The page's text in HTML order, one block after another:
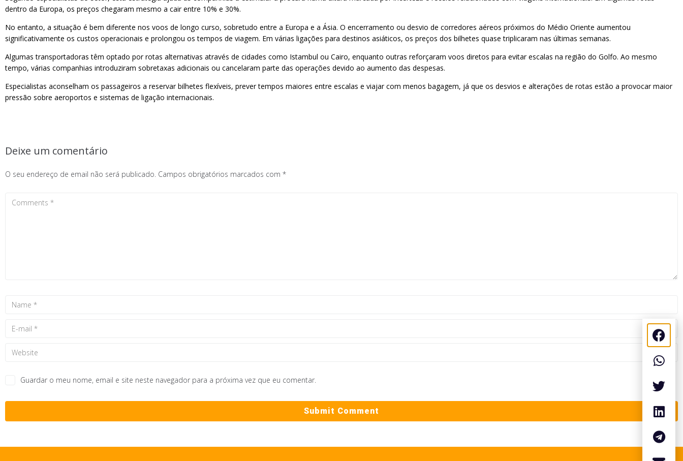
dentro da Europa, os preços chegaram mesmo a cair entre 10% e 30%.
No entanto, a situação é bem diferente nos voos de longo curso, sobretudo entre a Europa e a Ásia. O encerramento ou desvio de corredores aéreos próximos do Médio Oriente aumentou
significativamente os custos operacionais e prolongou os tempos de viagem. Em várias ligações para destinos asiáticos, os preços dos bilhetes quase triplicaram nas últimas semanas.
Algumas transportadoras têm optado por rotas alternativas através de cidades como Istambul ou Cairo, enquanto outras reforçaram voos diretos para evitar escalas na região do Golfo. Ao mesmo
tempo, várias companhias introduziram sobretaxas adicionais ou cancelaram parte das operações devido ao aumento das despesas.
Especialistas aconselham os passageiros a reservar bilhetes flexíveis, prever tempos maiores entre escalas e viajar com menos bagagem, já que os desvios e alterações de rotas estão a provocar maior
pressão sobre aeroportos e sistemas de ligação internacionais.
Deixe um comentário
O seu endereço de email não será publicado. Campos obrigatórios marcados com *
Guardar o meu nome, email e site neste navegador para a próxima vez que eu comentar.